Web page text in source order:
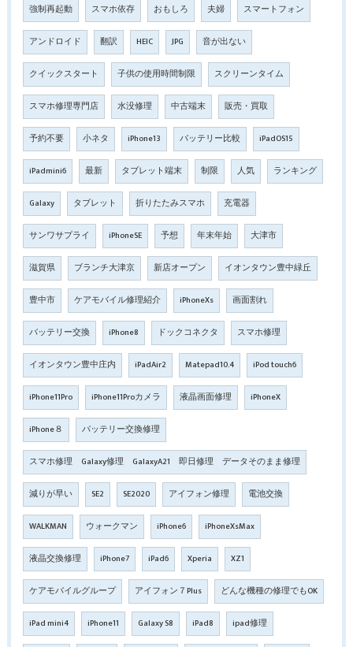
強制再起動 スマホ依存 おもしろ 夫婦 スマートフォン
アンドロイド 翻訳 HEIC JPG 音が出ない
クイックスタート 子供の使用時間制限 スクリーンタイム
スマホ修理専門店 水没修理 中古端末 販売・買取
予約不要 小ネタ iPhone13 バッテリー比較 iPadOS15
iPadmini6 最新 タブレット端末 制限 人気 ランキング
Galaxy タブレット 折りたたみスマホ 充電器
サンワサプライ iPhoneSE 予想 年末年始 大津市
滋賀県 ブランチ大津京 新店オープン イオンタウン豊中緑丘
豊中市 ケアモバイル修理紹介 iPhoneXs 画面割れ
バッテリー交換 iPhone8 ドックコネクタ スマホ修理
イオンタウン豊中庄内 iPadAir2 Matepad10.4 iPod touch6
iPhone11Pro iPhone11Proカメラ 液晶画面修理 iPhoneX
iPhone８ バッテリー交換修理
スマホ修理 Galaxy修理 GalaxyA21 即日修理 データそのまま修理
減りが早い SE2 SE2020 アイフォン修理 電池交換
WALKMAN ウォークマン iPhone6 iPhoneXsMax
液晶交換修理 iPhone7 iPad6 Xperia XZ1
ケアモバイルグループ アイフォン７Plus どんな機種の修理でもOK
iPad mini4 iPhone11 Galaxy S8 iPad8 ipad修理